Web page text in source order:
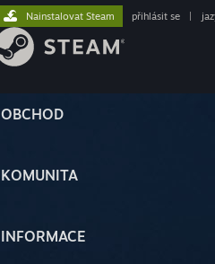
OBCHOD
KOMUNITA
INFORMACE
Nainstalovat Steam přihlásit se